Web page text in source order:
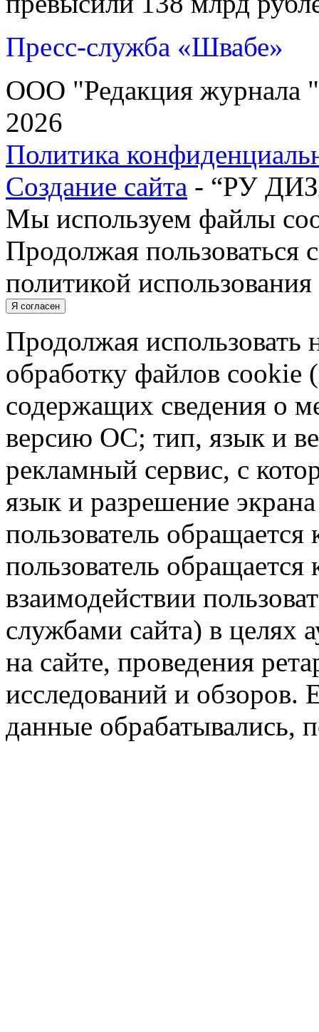
Пресс-служба «Швабе»
ООО "Редакция журнала
2026
Политика
Создание сайта - “РУ
Мы используем файлы
Продолжая пользоваться
политикой
Я согласен
Продолжая использовать
обработку файлов cookie
содержащих сведения о
версию ОС; тип, язык и
рекламный сервис, с
язык и разрешение
пользователь обращается
пользователь обращается
взаимодействии
службами сайта) в целях
на сайте, проведения
исследований и обзоров.
данные обрабатывались,